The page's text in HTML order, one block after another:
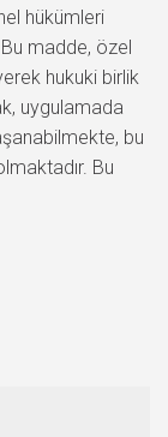
hükümleri
madde, özel
hukuki birlik
uygulamada
bu
Bu